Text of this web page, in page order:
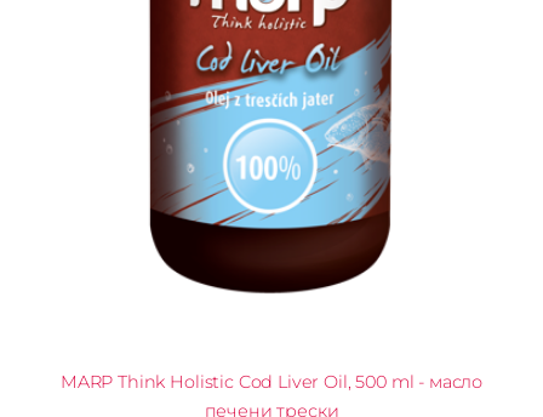
MARP Think Holistic Cod Liver Oil, 500 ml - масло
печени трески